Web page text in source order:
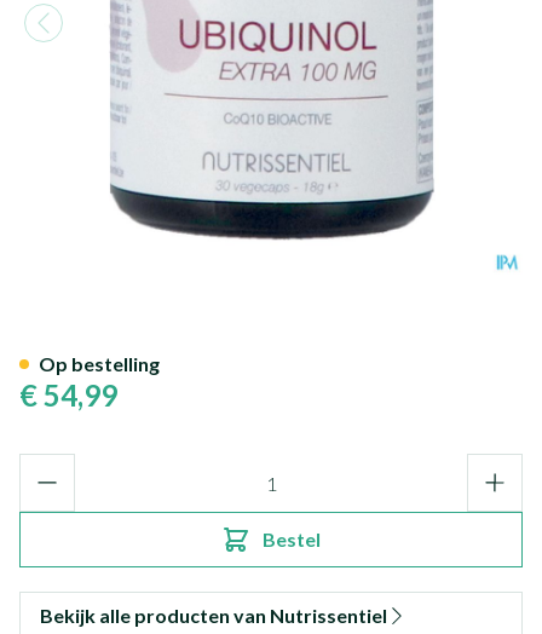
€ 54,99
Bestel
Op bestelling
Bekijk alle producten van Nutrissentiel